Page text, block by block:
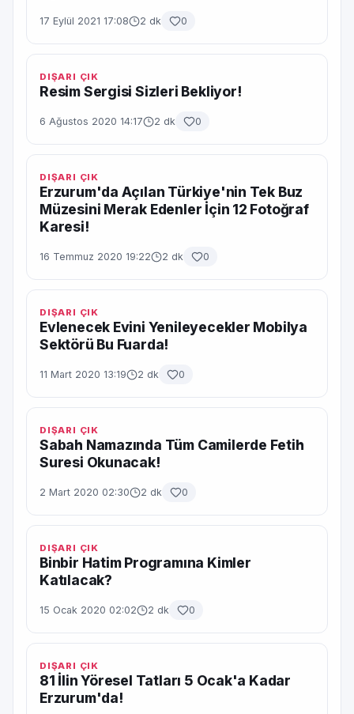
17 Eylül 2021 17:08 2 dk 0
DIŞARI ÇIK
Resim Sergisi Sizleri Bekliyor!
6 Ağustos 2020 14:17 2 dk 0
DIŞARI ÇIK
Erzurum'da Açılan Türkiye'nin Tek Buz
Müzesini Merak Edenler İçin 12 Fotoğraf
Karesi!
16 Temmuz 2020 19:22 2 dk 0
DIŞARI ÇIK
Evlenecek Evini Yenileyecekler Mobilya
Sektörü Bu Fuarda!
11 Mart 2020 13:19 2 dk 0
DIŞARI ÇIK
Sabah Namazında Tüm Camilerde Fetih
Suresi Okunacak!
2 Mart 2020 02:30 2 dk 0
DIŞARI ÇIK
Binbir Hatim Programına Kimler
Katılacak?
15 Ocak 2020 02:02 2 dk 0
DIŞARI ÇIK
81 İlin Yöresel Tatları 5 Ocak'a Kadar
Erzurum'da!